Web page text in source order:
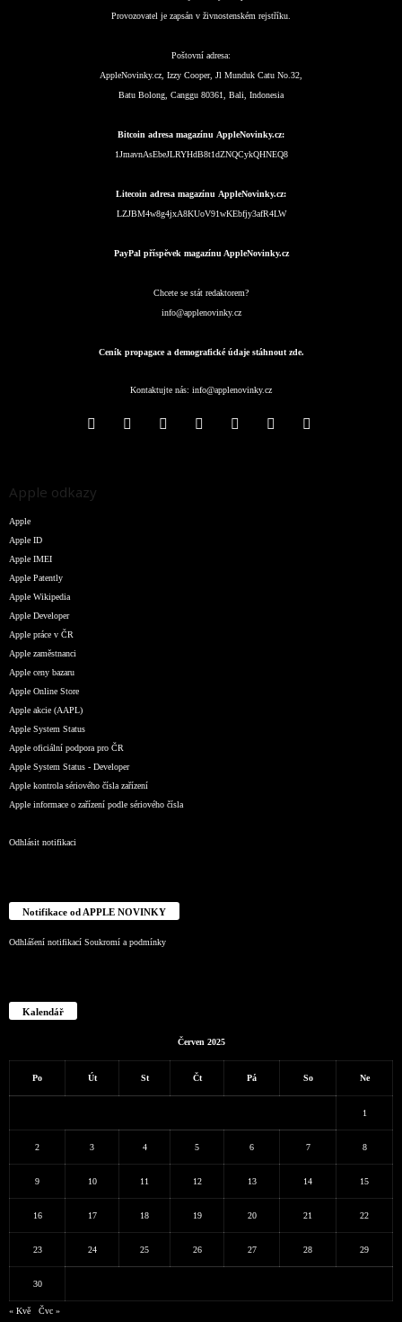
Provozovatel je zapsán v živnostenském rejstříku.
Poštovní adresa:
AppleNovinky.cz, Izzy Cooper, Jl Munduk Catu No.32,
Batu Bolong, Canggu 80361, Bali, Indonesia
Bitcoin adresa magazínu AppleNovinky.cz:
1JmavnAsEbeJLRYHdB8t1dZNQCykQHNEQ8
Litecoin adresa magazínu AppleNovinky.cz:
LZJBM4w8g4jxA8KUoV91wKEbfjy3afR4LW
PayPal příspěvek magazínu AppleNovinky.cz
Chcete se stát redaktorem?
info@applenovinky.cz
Ceník propagace a demografické údaje stáhnout zde.
Kontaktujte nás: info@applenovinky.cz
Apple odkazy
Apple
Apple ID
Apple IMEI
Apple Patently
Apple Wikipedia
Apple Developer
Apple práce v ČR
Apple zaměstnanci
Apple ceny bazaru
Apple Online Store
Apple akcie (AAPL)
Apple System Status
Apple oficiální podpora pro ČR
Apple System Status - Developer
Apple kontrola sériového čísla zařízení
Apple informace o zařízení podle sériového čísla
Odhlásit notifikaci
Notifikace od APPLE NOVINKY
Odhlášení notifikací Soukromí a podmínky
Kalendář
Červen 2025
Po Út St Čt Pá So Ne
1
2 3 4 5 6 7 8
9 10 11 12 13 14 15
16 17 18 19 20 21 22
23 24 25 26 27 28 29
30
« Kvě Čvc »